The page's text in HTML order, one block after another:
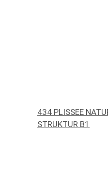
434 PLISSEE
STRUKTUR B1